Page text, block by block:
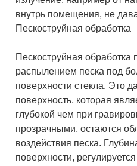
внутрь помещения, не
Пескоструйная обработка
Пескоструйная обработка
распылением песка под
поверхности стекла. Это
поверхность, которая
глубокой чем при
прозрачными, остаются
воздействия песка.
поверхности,